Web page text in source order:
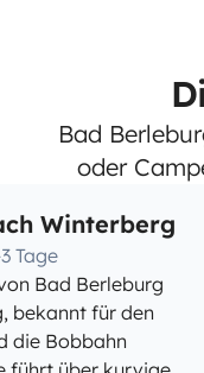
Bad
oder
Winterberg
Tage
Bad Berleburg
bekannt für den
die Bobbahn